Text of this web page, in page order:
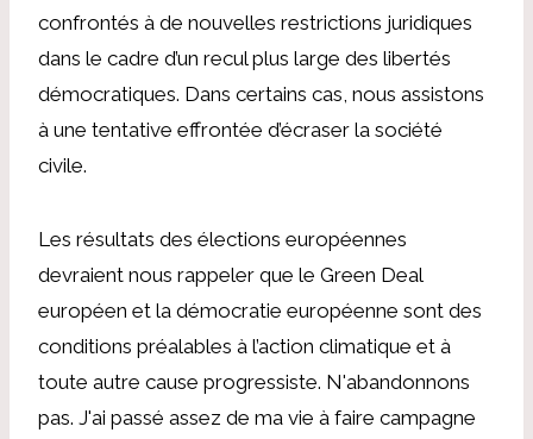
confrontés à de nouvelles restrictions juridiques
dans le cadre d’un recul plus large des libertés
démocratiques. Dans certains cas, nous assistons
à une tentative effrontée d’écraser la société
civile.
Les résultats des élections européennes
devraient nous rappeler que le Green Deal
européen et la démocratie européenne sont des
conditions préalables à l’action climatique et à
toute autre cause progressiste. N'abandonnons
pas. J'ai passé assez de ma vie à faire campagne